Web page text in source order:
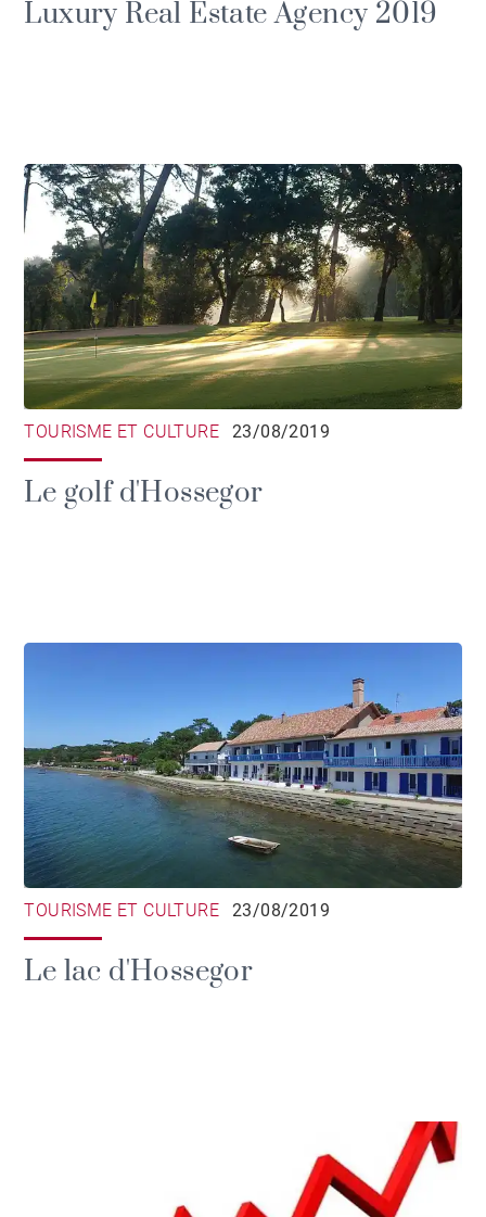
Luxury Real Estate Agency 2019
TOURISME ET CULTURE 23/08/2019
Le golf d'Hossegor
TOURISME ET CULTURE 23/08/2019
Le lac d'Hossegor